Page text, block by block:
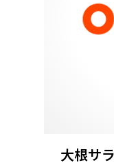
大根サ